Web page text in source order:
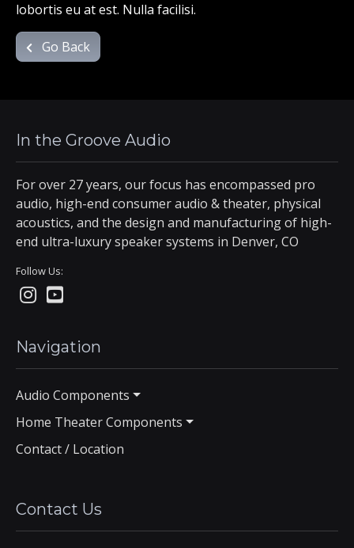
lobortis eu at est. Nulla facilisi.
Go Back
In the Groove Audio
For over 27 years, our focus has encompassed pro
audio, high-end consumer audio & theater, physical
acoustics, and the design and manufacturing of high-
end ultra-luxury speaker systems in Denver, CO
Follow Us:
Navigation
Audio Components
Home Theater Components
Contact / Location
Contact Us